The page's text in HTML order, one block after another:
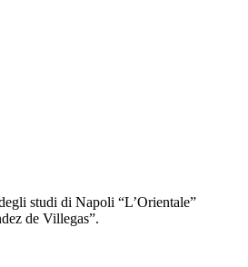
studi di Napoli “L’Orientale”
de Villegas”.